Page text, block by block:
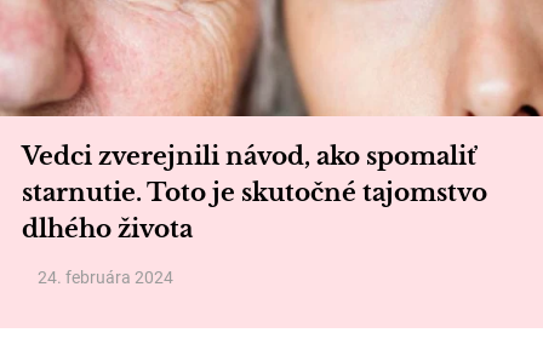
Vedci zverejnili návod, ako spomaliť
starnutie. Toto je skutočné tajomstvo
dlhého života
24. februára 2024